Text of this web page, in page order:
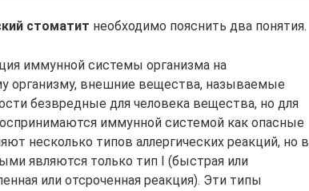
стоматит необходимо пояснить два понятия.
иммунной системы организма на
организму, внешние вещества, называемые
безвредные для человека вещества, но для
иммунной системой как опасные
несколько типов аллергических реакций, но в
являются только тип I (быстрая или
или отсроченная реакция). Эти типы